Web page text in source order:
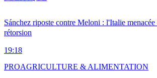
Sánchez riposte contre Meloni : l'Italie menacée
rétorsion
19:18
PROAGRICULTURE & ALIMENTATION